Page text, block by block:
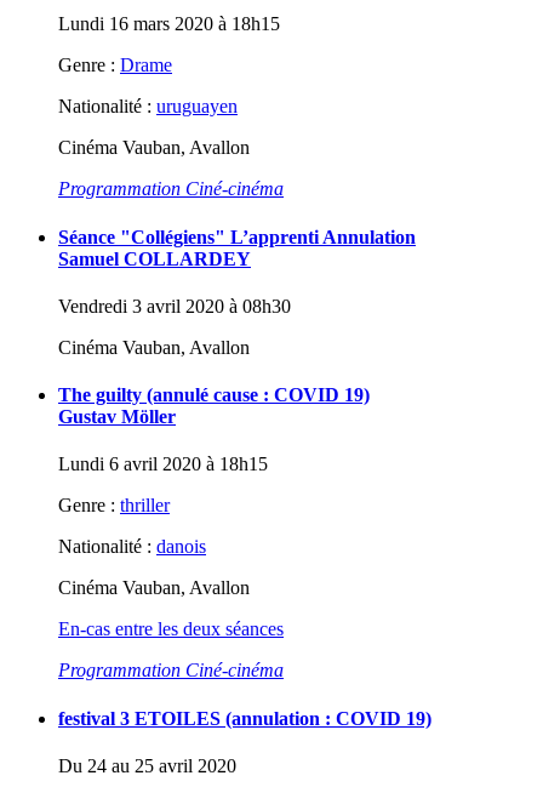
Lundi 16 mars 2020 à 18h15
Genre : Drame
Nationalité : uruguayen
Cinéma Vauban, Avallon
Programmation Ciné-cinéma
Séance "Collégiens" L’apprenti Annulation
Samuel COLLARDEY
Vendredi 3 avril 2020 à 08h30
Cinéma Vauban, Avallon
The guilty (annulé cause : COVID 19)
Gustav Möller
Lundi 6 avril 2020 à 18h15
Genre : thriller
Nationalité : danois
Cinéma Vauban, Avallon
En-cas entre les deux séances
Programmation Ciné-cinéma
festival 3 ETOILES (annulation : COVID 19)
Du 24 au 25 avril 2020